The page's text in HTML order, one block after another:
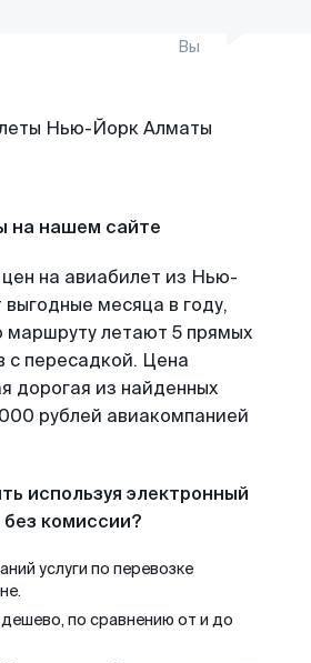
Вы
на нашем сайте
на авиабилет из Нью-
месяца в году,
летают 5 прямых
с пересадкой. Цена
дорогая из найденных
рублей авиакомпанией
используя электронный
комиссии?
услуги по перевозке
по сравнению от и до